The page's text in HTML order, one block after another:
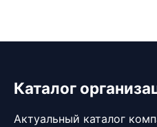
Каталог
Актуальный каталог